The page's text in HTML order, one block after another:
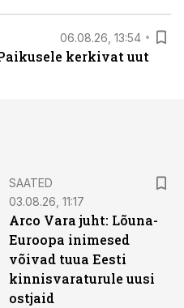
06.08.26, 13:54
kerkivat uut
SAATED
03.08.26, 11:17
Arco Vara juht: Lõuna-
Euroopa inimesed
võivad tuua Eesti
kinnisvaraturule uusi
ostjaid